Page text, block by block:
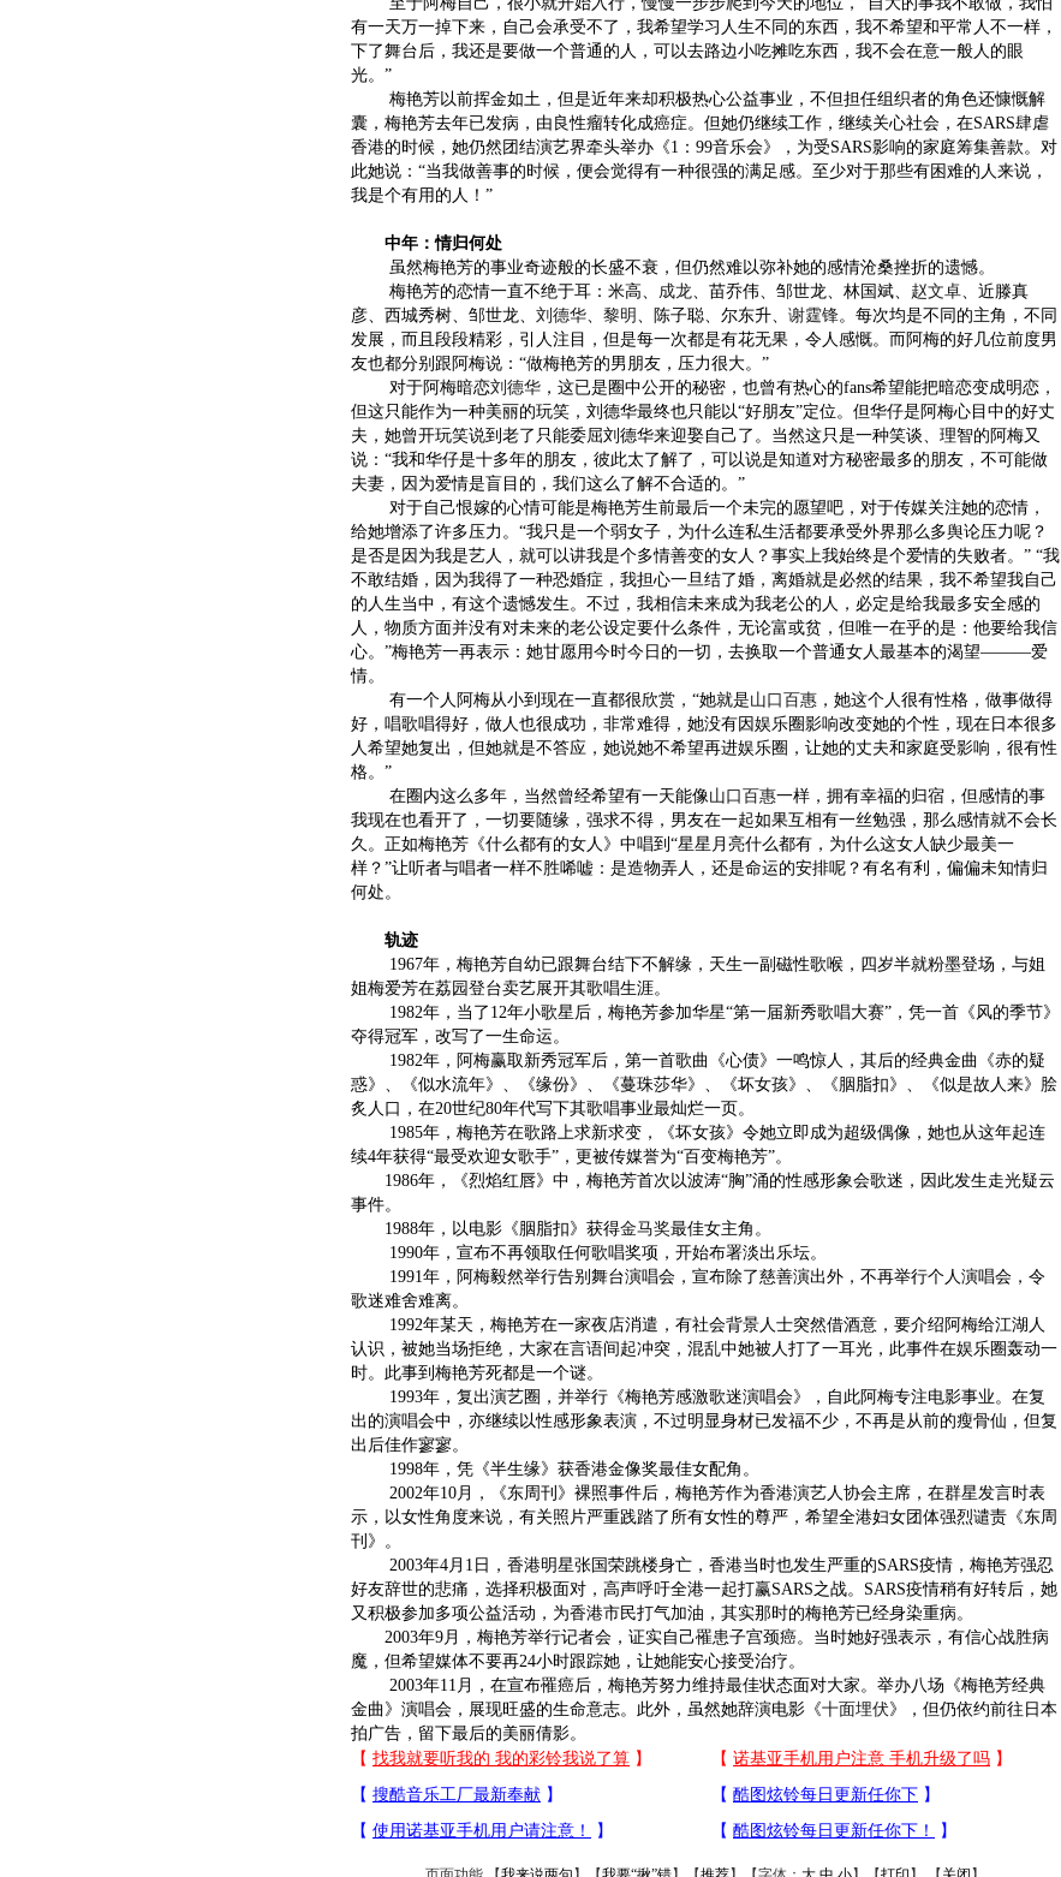
有一天万一掉下来，自己会承受不了，我希望学习人生不同的东西，我不希望和平常人不一样，
下了舞台后，我还是要做一个普通的人，可以去路边小吃摊吃东西，我不会在意一般人的眼
光。”
梅艳芳以前挥金如土，但是近年来却积极热心公益事业，不但担任组织者的角色还慷慨解
囊，梅艳芳去年已发病，由良性瘤转化成癌症。但她仍继续工作，继续关心社会，在SARS肆虐
香港的时候，她仍然团结演艺界牵头举办《1：99音乐会》，为受SARS影响的家庭筹集善款。对
此她说：“当我做善事的时候，便会觉得有一种很强的满足感。至少对于那些有困难的人来说，
我是个有用的人！”
中年：情归何处
虽然梅艳芳的事业奇迹般的长盛不衰，但仍然难以弥补她的感情沧桑挫折的遗憾。
梅艳芳的恋情一直不绝于耳：米高、 成龙、苗乔伟、邹世龙、林国斌、 赵文卓、近滕真
彦、西城秀树、邹世龙、 刘德华、 黎明 、陈子聪、尔东升、 谢霆锋。每次均是不同的主角，不同
发展，而且段段精彩，引人注目，但是每一次都是有花无果，令人感慨。而阿梅的好几位前度男
友也都分别跟阿梅说：“做梅艳芳的男朋友，压力很大。”
对于阿梅暗恋刘德华 ，这已是圈中公开的秘密，也曾有热心的fans希望能把暗恋变成明恋，
但这只能作为一种美丽的玩笑，刘德华最终也只能以“好朋友”定位。但华仔是阿梅心目中的好丈
夫，她曾开玩笑说到老了只能委屈刘德华来迎娶自己了。当然这只是一种笑谈、理智的阿梅又
说：“我和华仔是十多年的朋友，彼此太了解了，可以说是知道对方秘密最多的朋友，不可能做
夫妻，因为爱情是盲目的，我们这么了解不合适的。”
对于自己恨嫁的心情可能是梅艳芳生前最后一个未完的愿望吧，对于传媒关注她的恋情，
给她增添了许多压力。“我只是一个弱女子，为什么连私生活都要承受外界那么多舆论压力呢？
是否是因为我是艺人，就可以讲我是个多情善变的女人？事实上我始终是个爱情的失败者。” “我
不敢结婚，因为我得了一种恐婚症，我担心一旦结了婚，离婚就是必然的结果，我不希望我自己
的人生当中，有这个遗憾发生。不过，我相信未来成为我老公的人，必定是给我最多安全感的
人，物质方面并没有对未来的老公设定要什么条件，无论富或贫，但唯一在乎的是：他要给我信
心。”梅艳芳一再表示：她甘愿用今时今日的一切，去换取一个普通女人最基本的渴望———爱
情。
有一个人阿梅从小到现在一直都很欣赏，“她就是山口百惠 ，她这个人很有性格，做事做得
好，唱歌唱得好，做人也很成功，非常难得，她没有因娱乐圈影响改变她的个性，现在日本很多
人希望她复出，但她就是不答应，她说她不希望再进娱乐圈，让她的丈夫和家庭受影响，很有性
格。”
在圈内这么多年，当然曾经希望有一天能像山口百惠一样，拥有幸福的归宿，但感情的事
我现在也看开了，一切要随缘，强求不得，男友在一起如果互相有一丝勉强，那么感情就不会长
久。正如梅艳芳《什么都有的女人》中唱到“星星月亮什么都有，为什么这女人缺少最美一
样？”让听者与唱者一样不胜唏嘘：是造物弄人，还是命运的安排呢？有名有利，偏偏未知情归
何处。
轨迹
1967年，梅艳芳自幼已跟舞台结下不解缘，天生一副磁性歌喉，四岁半就粉墨登场，与姐
姐梅爱芳在荔园登台卖艺展开其歌唱生涯。
1982年，当了12年小歌星后，梅艳芳参加华星“第一届新秀歌唱大赛”，凭一首《风的季节》
夺得冠军，改写了一生命运。
1982年，阿梅赢取新秀冠军后，第一首歌曲《心债》一鸣惊人，其后的经典金曲《赤的疑
惑》、《似水流年》、《缘份》、《蔓珠莎华》、《坏女孩》、《胭脂扣》、《似是故人来》脍
炙人口，在20世纪80年代写下其歌唱事业最灿烂一页。
1985年，梅艳芳在歌路上求新求变，《坏女孩》令她立即成为超级偶像，她也从这年起连
续4年获得“最受欢迎女歌手”，更被传媒誉为“百变梅艳芳”。
1986年，《烈焰红唇》中，梅艳芳首次以波涛“胸”涌的性感形象会歌迷，因此发生走光疑云
事件。
1988年，以电影《胭脂扣》获得金马奖最佳女主角。
1990年，宣布不再领取任何歌唱奖项，开始布署淡出乐坛。
1991年，阿梅毅然举行告别舞台演唱会，宣布除了慈善演出外，不再举行个人演唱会，令
歌迷难舍难离。
1992年某天，梅艳芳在一家夜店消遣，有社会背景人士突然借酒意，要介绍阿梅给江湖人
认识，被她当场拒绝，大家在言语间起冲突，混乱中她被人打了一耳光，此事件在娱乐圈轰动一
时。此事到梅艳芳死都是一个谜。
1993年，复出演艺圈，并举行《梅艳芳感激歌迷演唱会》，自此阿梅专注电影事业。在复
出的演唱会中，亦继续以性感形象表演，不过明显身材已发福不少，不再是从前的瘦骨仙，但复
出后佳作寥寥。
1998年，凭《半生缘》获香港金像奖最佳女配角。
2002年10月，《东周刊》裸照事件后，梅艳芳作为香港演艺人协会主席，在群星发言时表
示，以女性角度来说，有关照片严重践踏了所有女性的尊严，希望全港妇女团体强烈谴责《东周
刊》。
2003年4月1日，香港明星张国荣跳楼身亡，香港当时也发生严重的SARS疫情，梅艳芳强忍
好友辞世的悲痛，选择积极面对，高声呼吁全港一起打赢SARS之战。SARS疫情稍有好转后，她
又积极参加多项公益活动，为香港市民打气加油，其实那时的梅艳芳已经身染重病。
2003年9月，梅艳芳举行记者会，证实自己罹患子宫颈癌。当时她好强表示，有信心战胜病
魔，但希望媒体不要再24小时跟踪她，让她能安心接受治疗。
2003年11月，在宣布罹癌后，梅艳芳努力维持最佳状态面对大家。举办八场《梅艳芳经典
金曲》演唱会，展现旺盛的生命意志。此外，虽然她辞演电影《十面埋伏》，但仍依约前往日本
拍广告，留下最后的美丽倩影。